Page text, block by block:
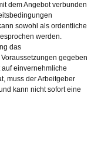
dem Angebot verbunden
sowohl als ordentliche
werden.
das
gegeben
einvernehmliche
muss der Arbeitgeber
kann nicht sofort eine